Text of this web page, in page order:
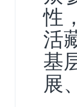
性
活
基
展